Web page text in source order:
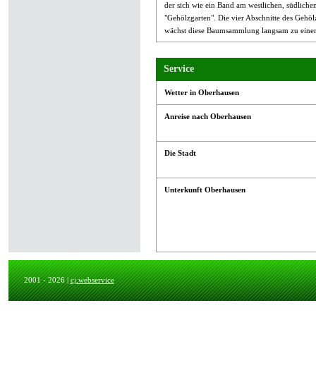
der sich wie ein Band am westlichen,
"Gehölzgarten". Die vier Abschnitte des
wächst diese Baumsammlung langsam zu
Service
Wetter in Oberhausen
Anreise nach Oberhausen
Die Stadt
Unterkunft Oberhausen
2001 - 2026 |cj.webservice